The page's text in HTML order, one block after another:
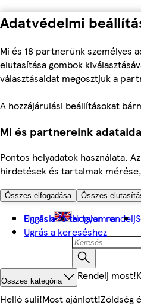
Adatvédelmi
Mi és 18 partnerünk személyes
elutasítása gombok
választásaidat megosztjuk a
A hozzájárulási beállításokat
Mi és partnereink
Pontos helyadatok használata.
hirdetések és tartalmak
Összes elfogadása Összes
Ugrás a fő tartalomra
Ugrás a kereséshez
English Hogyan rendelj
Összes kategória Rendelj most!
Helló suli!Most ajánlott!Zöldség